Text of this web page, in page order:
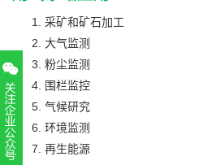
采矿和矿石加工
大气监测
粉尘监测
围栏监控
气候研究
环境监测
再生能源